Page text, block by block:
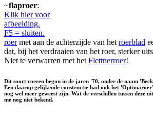
~flaproer:
Klik hier voor
afbeelding.
F5 = sluiten.
roermet aan de achterzijde van het roerblad
dat, bij het verdraaien van het roer, sterker
Niet te verwarren met het Flettnerroer!
Dit soort roeren begon in de jaren '70, onder de naam '
Een daarop gelijkende constructie had ook het 'Optimaroer
nog wel meer geweest zijn. Wat de verschillen tussen deze
me nog niet bekend.